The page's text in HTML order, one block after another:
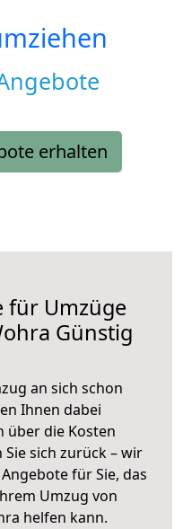
erhalten
für Umzüge
Günstig
an sich schon
Ihnen dabei
über die Kosten
sich zurück – wir
für Sie, das
Umzug von
helfen kann.